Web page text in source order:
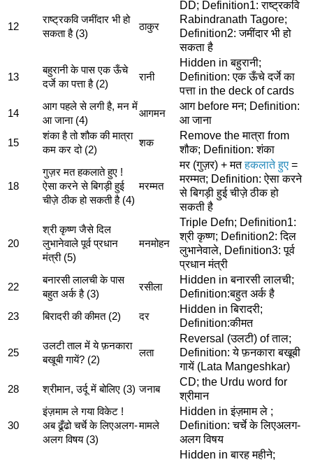
12
राष्ट्रकवि जमींदार भी हो
सकता है (3)
ठाकुर
DD; Definition1: राष्ट्रकवि
Rabindranath Tagore;
Definition2: जमींदार भी हो
सकता है
13
बहुरानी के पास एक ऊँचे
दर्जे का पत्ता है (2)
रानी
Hidden in बहुरानी;
Definition: एक ऊँचे दर्जे का
पत्ता in the deck of cards
14
आग पहले से लगी है, मन में
आ जाना (4)
आगमन
आग before मन; Definition:
आ जाना
15
शंका है तो शौक की मात्रा
कम कर दो (2)
शक
Remove the मात्रा from
शौक; Definition: शंका
18
गुज़र मत हकलाते हुए !
ऐसा करने से बिगड़ी हुई
चीज़े ठीक हो सकती है (4)
मरम्मत
मर (गुज़र) + मतहकलाते हुए =
मरम्मत; Definition: ऐसा करने
से बिगड़ी हुई चीज़े ठीक हो
सकती है
20
श्री कृष्ण जैसे दिल
लुभानेवाले पूर्व प्रधान
मंत्री (5)
मनमोहन
Triple Defn; Definition1:
श्री कृष्ण; Definition2: दिल
लुभानेवाले, Definition3: पूर्व
प्रधान मंत्री
22
बनारसी लालची के पास
बहुत अर्क है (3)
रसीला
Hidden in बनारसी लालची;
Definition:बहुत अर्क है
23 बिरादरी की कीमत (2) दर
Hidden in बिरादरी;
Definition:कीमत
25
उलटी ताल में ये फ़नकारा
बखूबी गायें? (2)
लता
Reversal (उलटी) of ताल;
Definition: ये फ़नकारा बखूबी
गायें (Lata Mangeshkar)
28 श्रीमान, उर्दू में बोलिए (3) जनाब
CD; the Urdu word for
श्रीमान
30
इंज़माम ले गया विकेट !
अब ढूँढो चर्चे के लिएअलग-
अलग विषय (3)
मामले
Hidden in इंज़माम ले ;
Definition: चर्चे के लिएअलग-
अलग विषय
Hidden in बारह महीने;